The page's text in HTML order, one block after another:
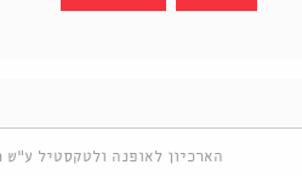
הארכיון לאופנה ולטקסטיל